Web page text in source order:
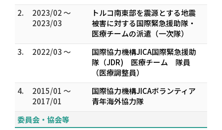
2.
2023/02 ～
2023/03
トルコ南東部を震源とする地震
被害に対する国際緊急援助隊・
医療チームの派遣（一次隊）
3.
2022/03 ～
国際協力機構JICA国際緊急援助
隊（JDR) 医療チーム 隊員
（医療調整員）
4.
2015/01 ～
2017/01
国際協力機構JICAボランティア
青年海外協力隊
委員会・協会等